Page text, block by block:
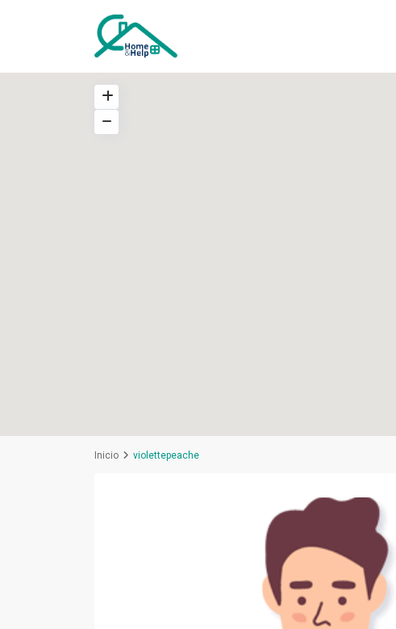
Inicio violettepeache